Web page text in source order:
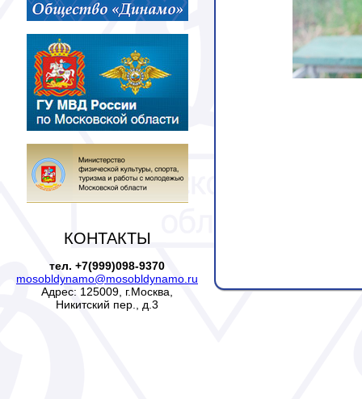
КОНТАКТЫ
тел. +7(999)098-9370
mosobldynamo@mosobldynamo.ru
Адрес: 125009, г.Москва,
Никитский пер., д.3